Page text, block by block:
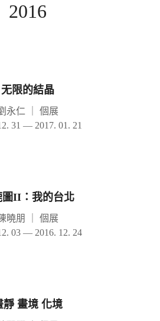
2016
无限的結晶
永仁
個展
31 — 2017. 01. 21
圖II：我的台北
曉朋
個展
03 — 2016. 12. 24
靜 畫境 化境